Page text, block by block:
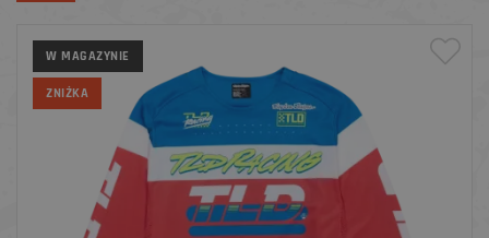
W MAGAZYNIE
ZNIŻKA